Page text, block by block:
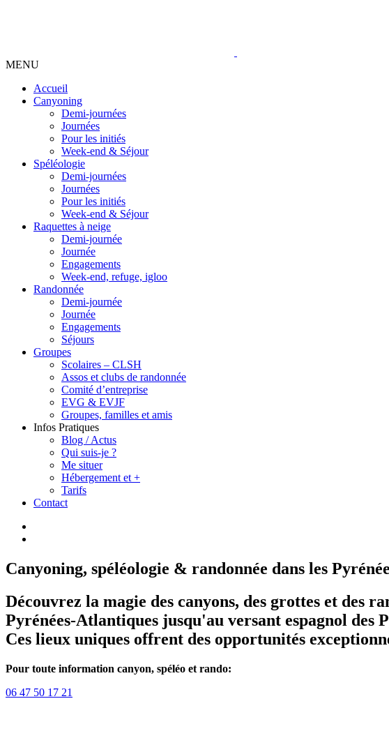
MENU
Accueil
Canyoning
Demi-journées
Journées
Pour les initiés
Week-end & Séjour
Spéléologie
Demi-journées
Journées
Pour les initiés
Week-end & Séjour
Raquettes à neige
Demi-journée
Journée
Engagements
Week-end, refuge, igloo
Randonnée
Demi-journée
Journée
Engagements
Séjours
Groupes
Scolaires – CLSH
Assos et clubs de randonnée
Comité d’entreprise
EVG & EVJF
Groupes, familles et amis
Infos Pratiques
Blog / Actus
Qui suis-je ?
Me situer
Hébergement et +
Tarifs
Contact
Canyoning, spéléologie & randonnée dans les
Découvrez la magie des canyons, des grottes et des
Pyrénées-Atlantiques jusqu'au versant espagnol des
Ces lieux uniques offrent des opportunités
Pour toute information canyon, spéléo et rando:
06 47 50 17 21